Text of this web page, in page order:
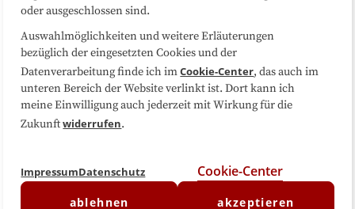
oder ausgeschlossen sind.
Auswahlmöglichkeiten und weitere Erläuterungen
bezüglich der eingesetzten Cookies und der
Datenverarbeitung finde ich imCookie-Center, das auch im
unteren Bereich der Website verlinkt ist. Dort kann ich
meine Einwilligung auch jederzeit mit Wirkung für die
Zukunftwiderrufen.
ImpressumDatenschutz Cookie-Center
ablehnen akzeptieren